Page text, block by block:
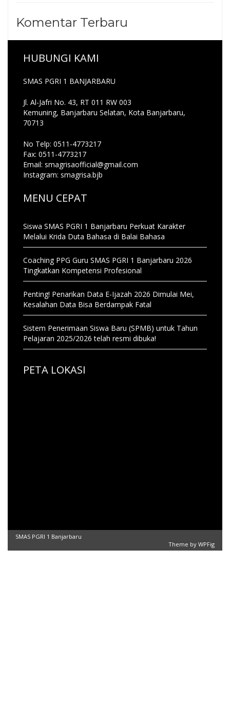
Komentar Terbaru
HUBUNGI KAMI
SMAS PGRI 1 BANJARBARU
Jl. Al-Jafri No. 43, RT 011 RW 003
Kemuning, Banjarbaru Selatan, Kota Banjarbaru,
70713
No Telp: 0511-4773217
Fax: 0511-4773217
Email: smagrisaofficial@gmail.com
Instagram: smagrisa.bjb
MENU CEPAT
Siswa SMAS PGRI 1 Banjarbaru Perkuat Karakter
Melalui Krida Duta Bahasa di Balai Bahasa
Coaching PPG Guru SMAS PGRI 1 Banjarbaru 2026
Tingkatkan Kompetensi Profesional
Penting! Penarikan Data E-Ijazah 2026 Dimulai Mei,
Kesalahan Data Bisa Berdampak Fatal
Sistem Penerimaan Siswa Baru (SPMB) untuk Tahun
Pelajaran 2025/2026 telah resmi dibuka!
PETA LOKASI
SMAS PGRI 1 Banjarbaru
Theme by WPFig